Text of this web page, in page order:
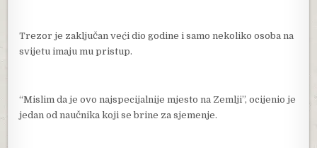
Trezor je zaključan veći dio godine i samo nekoliko osoba na
svijetu imaju mu pristup.
“Mislim da je ovo najspecijalnije mjesto na Zemlji”, ocijenio je
jedan od naučnika koji se brine za sjemenje.